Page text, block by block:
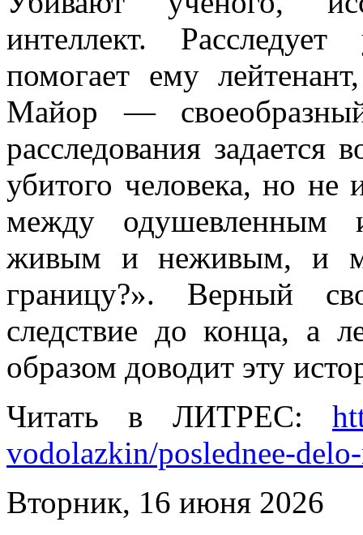
интеллект.
помогает ему
Майор —
расследования
убитого человека, но
между одушевленным
живым и неживым, и
границу?». Верный
следствие до конца, а
образом доводит эту
Читать в ЛИТРЕС:
vodolazkin/poslednee-
Вторник, 16 июня 2026